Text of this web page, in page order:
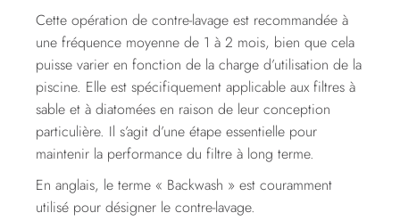
Cette opération de contre-lavage est recommandée à
une fréquence moyenne de 1 à 2 mois, bien que cela
puisse varier en fonction de la charge d’utilisation de la
piscine. Elle est spécifiquement applicable aux filtres à
sable et à diatomées en raison de leur conception
particulière. Il s’agit d’une étape essentielle pour
maintenir la performance du filtre à long terme.
En anglais, le terme « Backwash » est couramment
utilisé pour désigner le contre-lavage.